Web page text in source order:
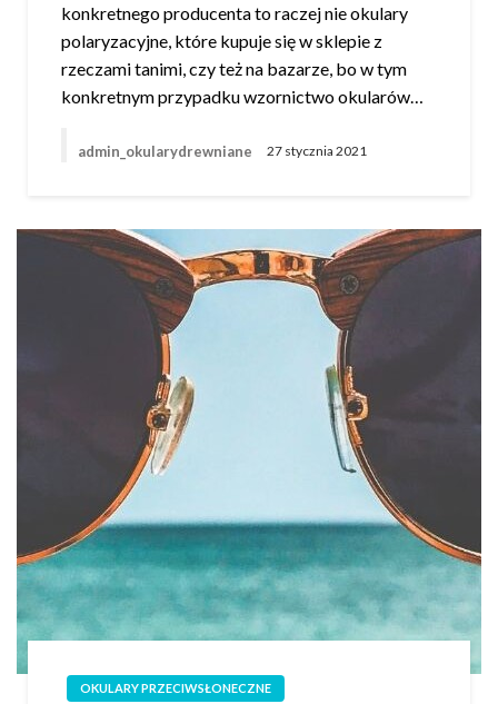
konkretnego producenta to raczej nie okulary
polaryzacyjne, które kupuje się w sklepie z
rzeczami tanimi, czy też na bazarze, bo w tym
konkretnym przypadku wzornictwo okularów…
admin_okularydrewniane 27 stycznia 2021
OKULARY PRZECIWSŁONECZNE